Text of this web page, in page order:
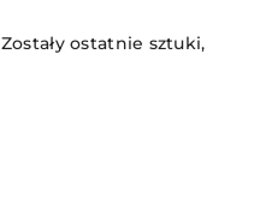
Zostały ostatnie sztuki,